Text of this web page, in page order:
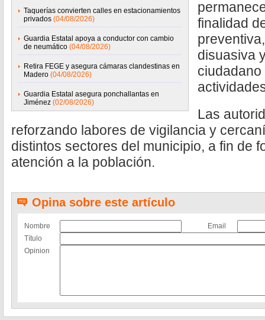
Taquerías convierten calles en estacionamientos
privados (04/08/2026)
Guardia Estatal apoya a conductor con cambio
de neumático (04/08/2026)
Retira FEGE y asegura cámaras clandestinas en
Madero (04/08/2026)
Guardia Estatal asegura ponchallantas en
Jiménez (02/08/2026)
finalidad
disuasiva
Las
reforzando labores de vigilancia y
distintos sectores del municipio, a fin de
atención a la población.
Opina sobre este artículo
Nombre
Email
Título
Opinion